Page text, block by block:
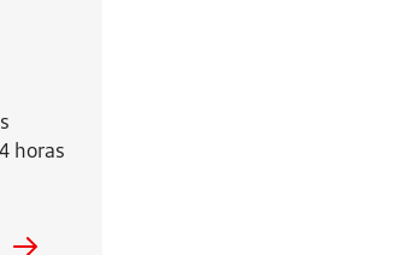
horas